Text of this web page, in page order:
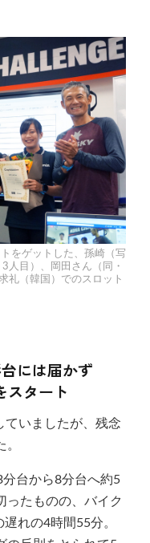
をゲットした、孫崎（写
人目）、岡田さん（同・
礼（韓国）でのスロット
には届かず
スタート
ていましたが、残念
台から8分台へ約5
ったものの、バイク
れの4時間55分。